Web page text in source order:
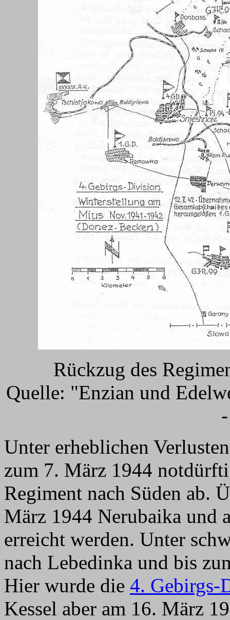
Rückzug des
Quelle: "Enzian und
Unter erheblichen
zum 7. März 1944
Regiment nach Süden ab.
März 1944 Nerubaika und
erreicht werden. Unter
nach Lebedinka und bis
Hier wurde die 4. Gebirgs-
Kessel aber am 16. März